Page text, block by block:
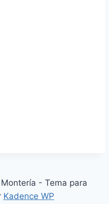
- Tema para
Kadence WP